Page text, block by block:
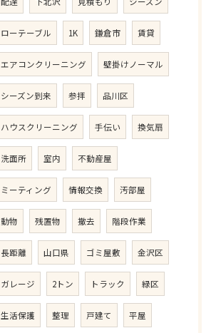
ローテーブル 1K 鎌倉市 賃貸
エアコンクリーニング 壁掛けノーマル
シーズン到来 参拝 品川区
ハウスクリーニング 手伝い 換気扇
洗面所 室内 不動産屋
ミーティング 情報交換 汚部屋
動物 残置物 撤去 階段作業
長距離 山口県 ゴミ屋敷 金沢区
ガレージ 2トン トラック 緑区
生活保護 整理 戸建て 平屋